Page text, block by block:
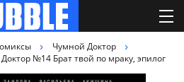
Чумной Доктор
№14 Брат твой по мраку, эпилог